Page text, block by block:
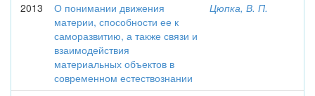
2013
О понимании движения
материи, способности ее к
саморазвитию, а также связи и
взаимодействия
материальных объектов в
современном естествознании
Цюпка, В. П.